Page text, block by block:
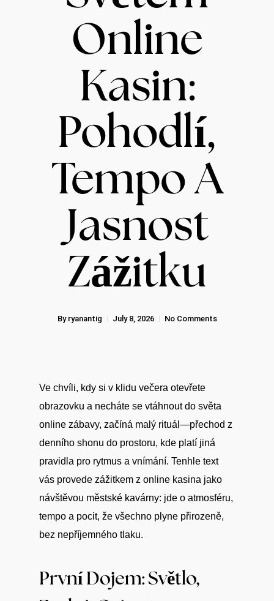
Online
Kasin:
Pohodlí,
Tempo A
Jasnost
Zážitku
By ryanantig July 8, 2026 No Comments
Ve chvíli, kdy si v klidu večera otevřete
obrazovku a necháte se vtáhnout do světa
online zábavy, začíná malý rituál—přechod z
denního shonu do prostoru, kde platí jiná
pravidla pro rytmus a vnímání. Tenhle text
vás provede zážitkem z online kasina jako
návštěvou městské kavárny: jde o atmosféru,
tempo a pocit, že všechno plyne přirozeně,
bez nepříjemného tlaku.
První Dojem: Světlo,